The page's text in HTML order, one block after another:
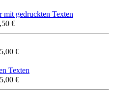
mit gedruckten Texten
€
€
Texten
€